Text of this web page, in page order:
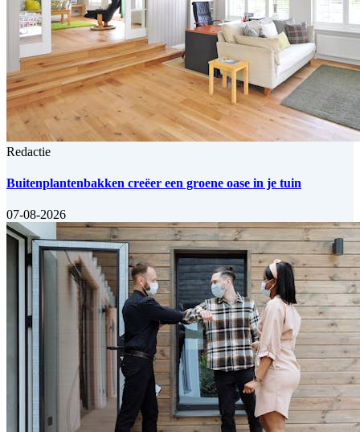
Redactie
Buitenplantenbakken creëer een groene oase in je tuin
07-08-2026